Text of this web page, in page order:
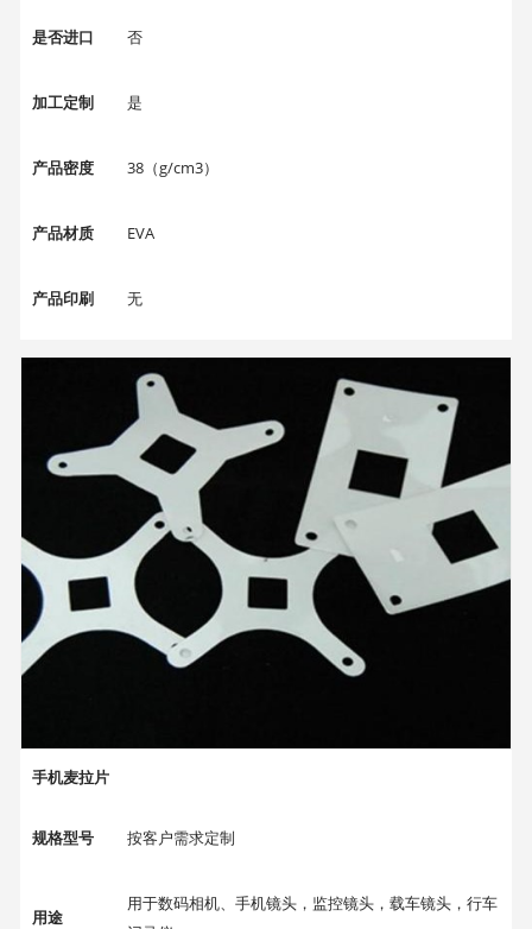
是否进口 否
加工定制 是
产品密度 38（g/cm3）
产品材质 EVA
产品印刷 无
产品颜色 黑色、彩色等
可定制
可定制（mm）
手机麦拉片
规格型号 按客户需求定制
用途
用于数码相机、手机镜头，监控镜头，载车镜头，行车